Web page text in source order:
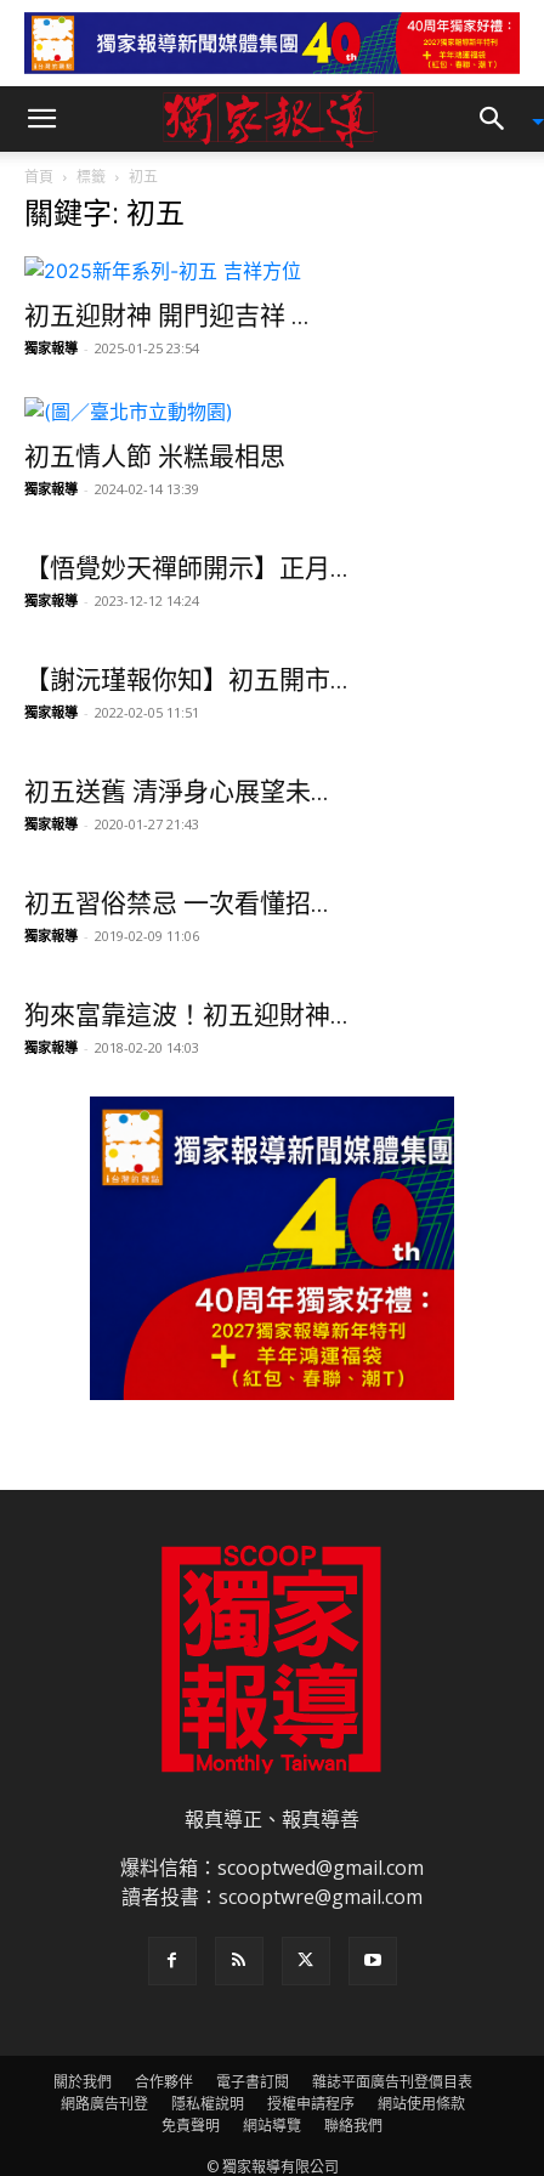
首頁 標籤 初五
關鍵字: 初五
初五迎財神 開門迎吉祥 ...
獨家報導 - 2025-01-25 23:54
初五情人節 米糕最相思
獨家報導 - 2024-02-14 13:39
【悟覺妙天禪師開示】正月...
獨家報導 - 2023-12-12 14:24
【謝沅瑾報你知】初五開市...
獨家報導 - 2022-02-05 11:51
初五送舊 清淨身心展望未...
獨家報導 - 2020-01-27 21:43
初五習俗禁忌 一次看懂招...
獨家報導 - 2019-02-09 11:06
狗來富靠這波！初五迎財神...
獨家報導 - 2018-02-20 14:03
報真導正、報真導善
爆料信箱：scooptwed@gmail.com
讀者投書：scooptwre@gmail.com
關於我們 合作夥伴 電子書訂閱
雜誌平面廣告刊登價目表
網路廣告刊登
隱私權說明 授權申請程序
網站使用條款
免責聲明
網站導覽
聯絡我們
© 獨家報導有限公司